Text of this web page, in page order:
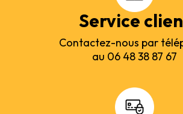
Service
Contactez-nous par
au 06 48 38 87 67